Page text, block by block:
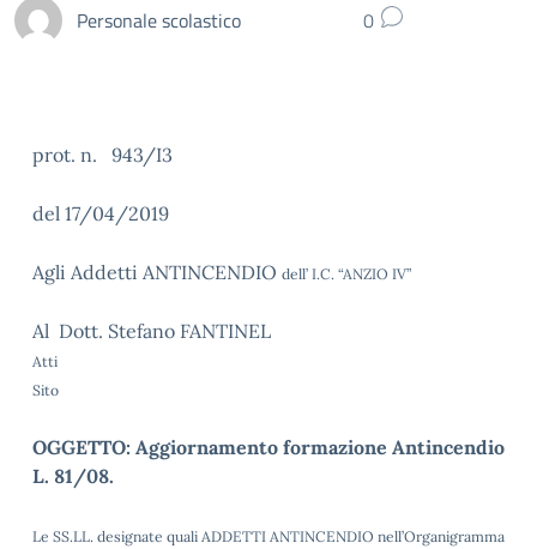
Personale scolastico 0
prot. n. 943/I3
del 17/04/2019
Agli Addetti ANTINCENDIO dell’ I.C. “ANZIO IV”
Al Dott. Stefano FANTINEL
Atti
Sito
OGGETTO: Aggiornamento formazione Antincendio
L. 81/08.
Le SS.LL. designate quali ADDETTI ANTINCENDIO nell’Organigramma